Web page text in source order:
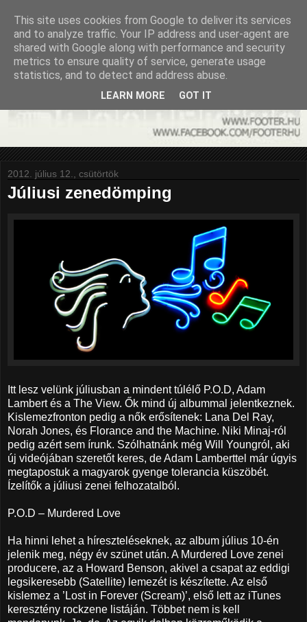
2012. július 12., csütörtök
Júliusi zenedömping
Itt lesz velünk júliusban a mindent túlélő P.O.D, Adam
Lambert és a The View. Ők mind új albummal jelentkeznek.
Kislemezfronton pedig a nők erősítenek: Lana Del Ray,
Norah Jones, és Florance and the Machine. Niki Minaj-ról
pedig azért sem írunk. Szólhatnánk még Will Youngról, aki
új videójában szeretőt keres, de Adam Lamberttel már úgyis
megtapostuk a magyarok gyenge tolerancia küszöbét.
Ízelítők a júliusi zenei felhozatalból.
P.O.D – Murdered Love
Ha hinni lehet a híreszteléseknek, az album július 10-én
jelenik meg, négy év szünet után. A Murdered Love zenei
producere, az a Howard Benson, akivel a csapat az eddigi
legsikeresebb (Satellite) lemezét is készítette. Az első
kislemez a ’Lost in Forever (Scream)’, első lett az iTunes
keresztény rockzene listáján. Többet nem is kell
This site uses cookies from Google to deliver its services
and to analyze traffic. Your IP address and user-agent are
shared with Google along with performance and security
metrics to ensure quality of service, generate usage
statistics, and to detect and address abuse.
LEARN MORE GOT IT